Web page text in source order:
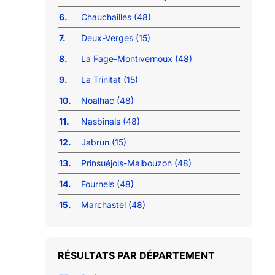
6.
Chauchailles (48)
7.
Deux-Verges (15)
8.
La Fage-Montivernoux (48)
9.
La Trinitat (15)
10.
Noalhac (48)
11.
Nasbinals (48)
12.
Jabrun (15)
13.
Prinsuéjols-Malbouzon (48)
14.
Fournels (48)
15.
Marchastel (48)
RÉSULTATS PAR DÉPARTEMENT